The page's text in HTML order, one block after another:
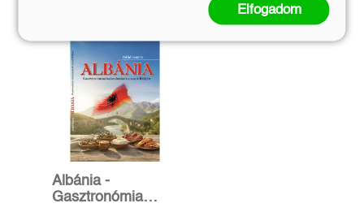
Albánia -
Gasztronómia
Elfogadom